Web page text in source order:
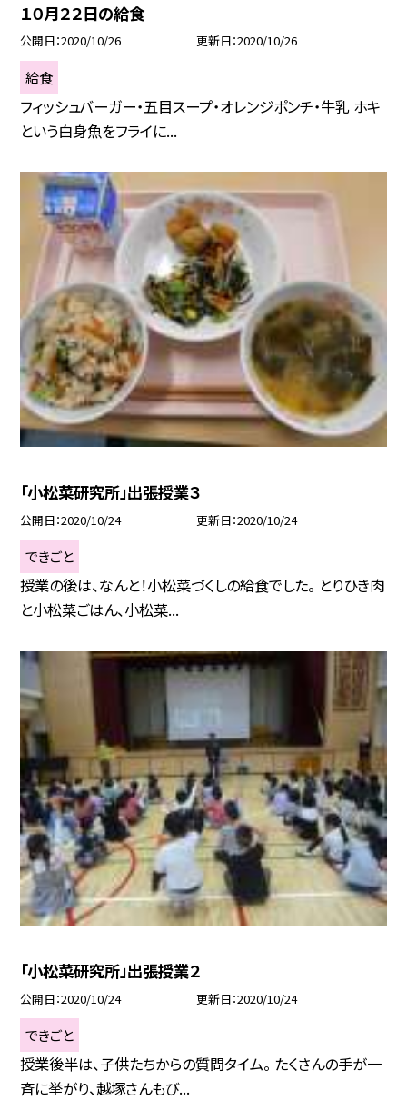
１０月２２日の給食
公開日 2020/10/26 更新日 2020/10/26
給食
フィッシュバーガー・五目スープ・オレンジポンチ・牛乳 ホキ
という白身魚をフライに...
「小松菜研究所」出張授業３
公開日 2020/10/24 更新日 2020/10/24
できごと
授業の後は、なんと！小松菜づくしの給食でした。 とりひき肉
と小松菜ごはん、小松菜...
「小松菜研究所」出張授業２
公開日 2020/10/24 更新日 2020/10/24
できごと
授業後半は、子供たちからの質問タイム。 たくさんの手が一
斉に挙がり、越塚さんもび...